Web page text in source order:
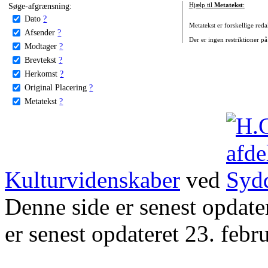
Søge-afgrænsning:
Dato ?
Afsender ?
Modtager ?
Brevtekst ?
Herkomst ?
Original Placering ?
Metatekst ?
Hjælp til Metatekst:
Metatekst er forskellige
Der er ingen restriktioner
Kulturvidenskaber ved
Denne side er senest
er senest opdateret 23.